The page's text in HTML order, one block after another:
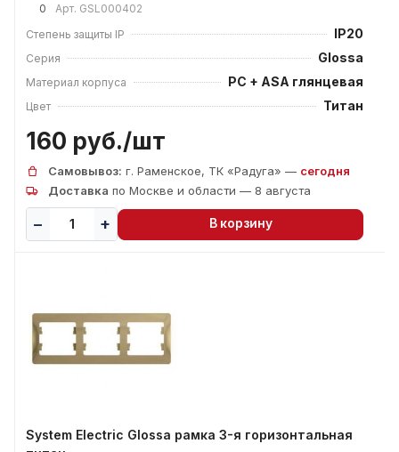
0 Арт. GSL000402
Степень защиты IP
IP20
Серия Glossa
Материал корпуса PC + ASA глянцевая
Цвет Титан
160 руб./шт
Самовывоз: г. Раменское, ТК «Радуга» — сегодня
Доставка по Москве и области — 8 августа
В корзину
System Electric Glossa рамка 3-я горизонтальная